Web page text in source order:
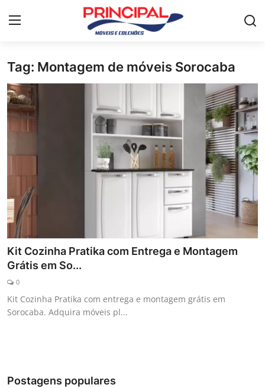
Home
Mesa de jantar
Móveis para Sala de Estar
Colchão
Cômoda
Armário de cozinha
Camas
Galeria
Tag: Montagem de móveis Sorocaba
Kit Cozinha Pratika com Entrega e Montagem
Grátis em So...
0
Kit Cozinha Pratika com entrega e montagem grátis em
Sorocaba. Adquira móveis pl...
Postagens populares